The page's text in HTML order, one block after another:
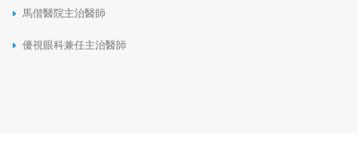
馬偕醫院主治醫師
優視眼科兼任主治醫師